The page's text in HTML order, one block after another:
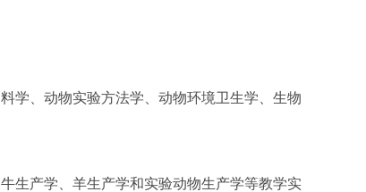
学、动物实验方法学、动物环境卫生学、生物
生产学、羊生产学和实验动物生产学等教学实